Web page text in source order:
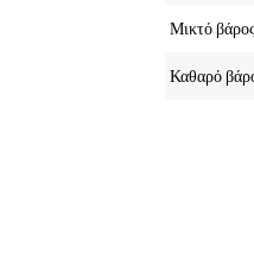
Μικτό βάρος
Καθαρό